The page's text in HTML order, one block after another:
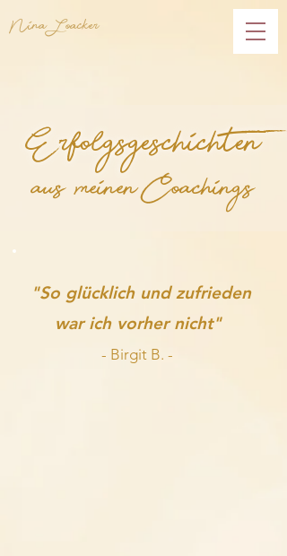
Nina Loacker
Erfolgsgeschichten
aus meinen Coachings
"So glücklich undzufrieden
war ich vorher nicht"
- Birgit B. -